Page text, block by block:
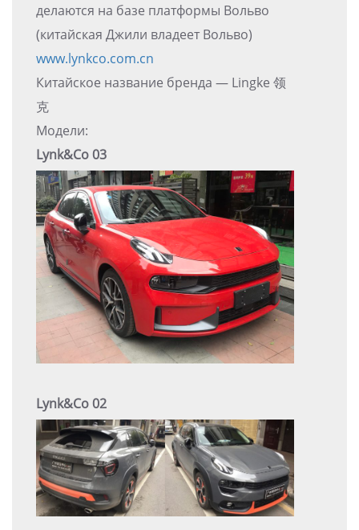
делаются на базе платформы Вольво
(китайская Джили владеет Вольво)
www.lynkco.com.cn
Китайское название бренда — Lingke 领
克
Модели:
Lynk&Co 03
Lynk&Co 02